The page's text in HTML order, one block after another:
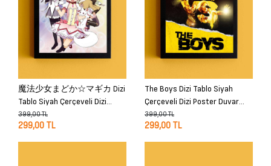
魔法少女まどか☆マギカ Dizi
Tablo Siyah Çerçeveli Dizi
Poster Duvar Tablo
399,00 TL
299,00 TL
The Boys Dizi Tablo Siyah
Çerçeveli Dizi Poster Duvar
Tablo
399,00 TL
299,00 TL